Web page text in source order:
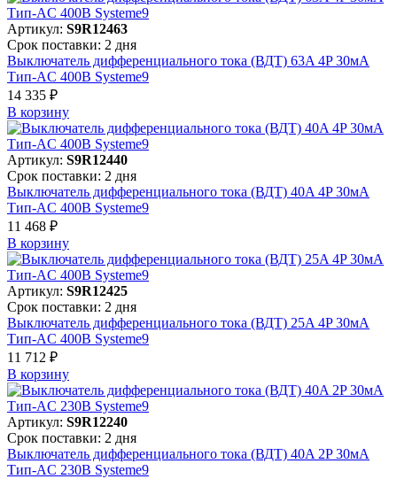
Артикул: S9R12463
Срок поставки: 2 дня
Выключатель дифференциального тока (ВДТ) 63A 4P 30мА
Тип-AC 400В Systeme9
14 335 ₽
В корзинy
Артикул: S9R12440
Срок поставки: 2 дня
Выключатель дифференциального тока (ВДТ) 40A 4P 30мА
Тип-AC 400В Systeme9
11 468 ₽
В корзинy
Артикул: S9R12425
Срок поставки: 2 дня
Выключатель дифференциального тока (ВДТ) 25A 4P 30мА
Тип-AC 400В Systeme9
11 712 ₽
В корзинy
Артикул: S9R12240
Срок поставки: 2 дня
Выключатель дифференциального тока (ВДТ) 40A 2P 30мА
Тип-AC 230В Systeme9